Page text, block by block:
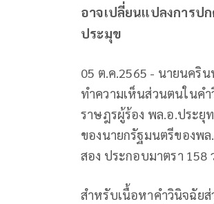
อาจเปลี่ยนแปลงการป
ประมุข
05 ต.ค.2565 - นายนคริน
ทำความเห็นส่วนตนในค
ราษฎรผู้ร้อง พล.อ.ประยุ
ของนายกรัฐมนตรีของพ
สอง ประกอบมาตรา 158
สำหรับเนื้อหาคำวินิจฉัย